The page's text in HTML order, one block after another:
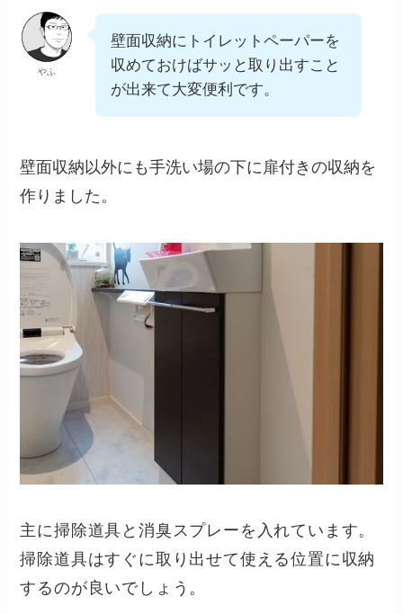
やふ
壁面収納にトイレットペーパーを
収めておけばサッと取り出すこと
が出来て大変便利です。
壁面収納以外にも手洗い場の下に扉付きの収納を
作りました。
主に掃除道具と消臭スプレーを入れています。
掃除道具はすぐに取り出せて使える位置に収納
するのが良いでしょう。